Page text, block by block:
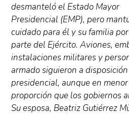
desmanteló el Estado Mayor
Presidencial (EMP), pero
cuidado para él y su familia por
parte del Ejército. Aviones,
instalaciones militares y
armado siguieron a
presidencial, aunque en menor
proporción que los gobiernos
Su esposa, Beatriz Gutiérrez